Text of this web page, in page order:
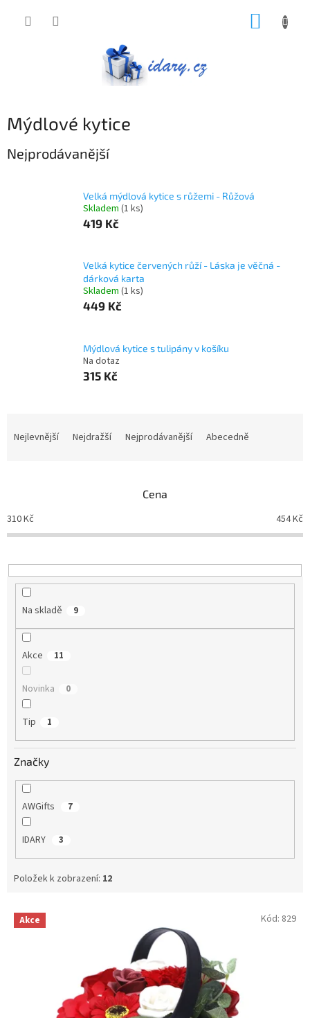
Mýdlové kytice
Nejprodávanější
Velká mýdlová kytice s růžemi - Růžová
Skladem (1 ks)
419 Kč
Velká kytice červených růží - Láska je věčná -
dárková karta
Skladem (1 ks)
449 Kč
Mýdlová kytice s tulipány v košíku
Na dotaz
315 Kč
p
r
o
u
Nejlevnější Nejdražší Nejprodávanější Abecedně
Cena
310Kč 454Kč
Na skladě 9
Akce 11
Novinka 0
Tip 1
Značky
AWGifts 7
IDARY 3
Položek k zobrazení: 12
V Akce Kód: 829